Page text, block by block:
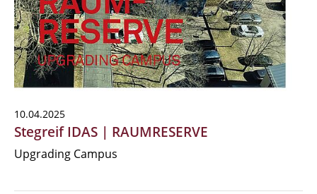
10.04.2025
Stegreif IDAS | RAUMRESERVE
Upgrading Campus